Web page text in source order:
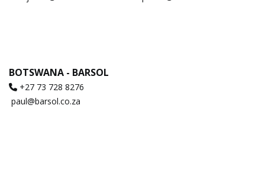
BOTSWANA - BARSOL
+27 73 728 8276
paul@barsol.co.za